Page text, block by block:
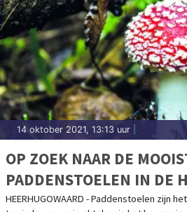
14 oktober 2021, 13:13 uur
OP ZOEK NAAR DE
PADDENSTOELEN IN DE
HEERHUGOWAARD - Paddenstoelen zijn